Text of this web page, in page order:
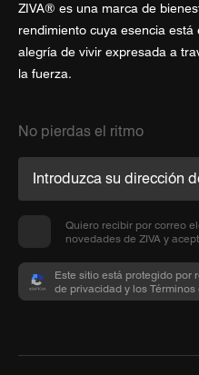
ZIVA® es una marca de
rendimiento cuya esencia
alegría de vivir expresada a
la fuerza.
No pierdas el ritmo
Quiero recibir por correo
novedades de ZIVA y
Este sitio está protegido por
de privacidad y los